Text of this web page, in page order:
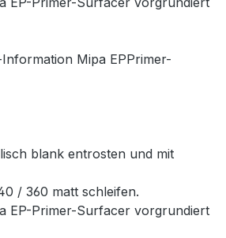
Mipa EPPrimer-
blank entrosten und mit
/ 360 matt schleifen.
EP-Primer-Surfacer vorgrundiert